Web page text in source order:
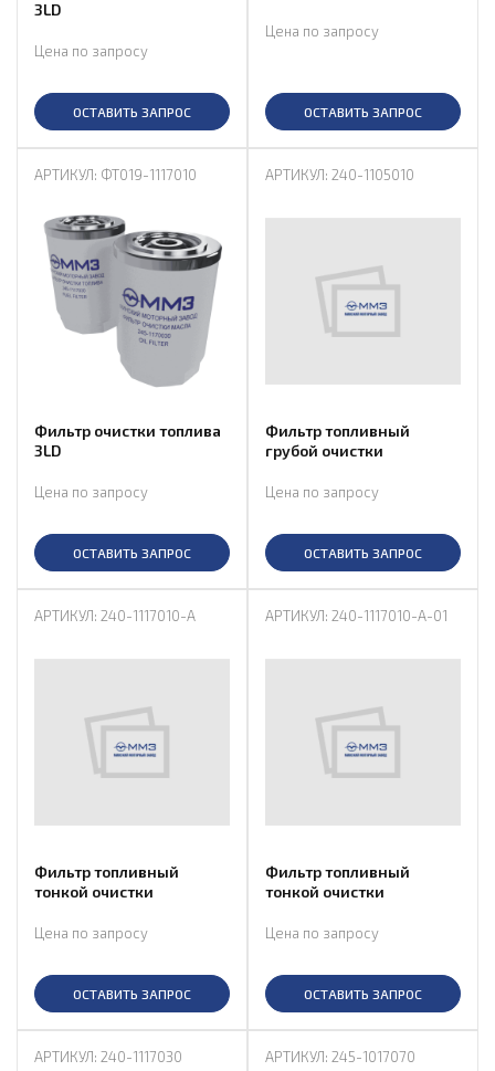
3LD
Цена по запросу
ОСТАВИТЬ ЗАПРОС
Цена по запросу
ОСТАВИТЬ ЗАПРОС
АРТИКУЛ: ФТ019-1117010
Фильтр очистки топлива
3LD
Цена по запросу
ОСТАВИТЬ ЗАПРОС
АРТИКУЛ: 240-1105010
Фильтр топливный
грубой очистки
Цена по запросу
ОСТАВИТЬ ЗАПРОС
АРТИКУЛ: 240-1117010-А
Фильтр топливный
тонкой очистки
Цена по запросу
ОСТАВИТЬ ЗАПРОС
АРТИКУЛ: 240-1117010-А-01
Фильтр топливный
тонкой очистки
Цена по запросу
ОСТАВИТЬ ЗАПРОС
АРТИКУЛ: 240-1117030 АРТИКУЛ: 245-1017070